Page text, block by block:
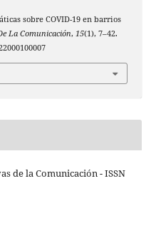
sobre COVID-19 en barrios
La Comunicación, 15(1), 7–42.
de la Comunicación - ISSN